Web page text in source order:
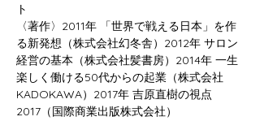
ト
〈著作〉2011年 「世界で戦える日本」を作
る新発想（株式会社幻冬舎）2012年 サロン
経営の基本（株式会社髪書房）2014年 一生
楽しく働ける50代からの起業（株式会社
KADOKAWA）2017年 吉原直樹の視点
2017（国際商業出版株式会社）